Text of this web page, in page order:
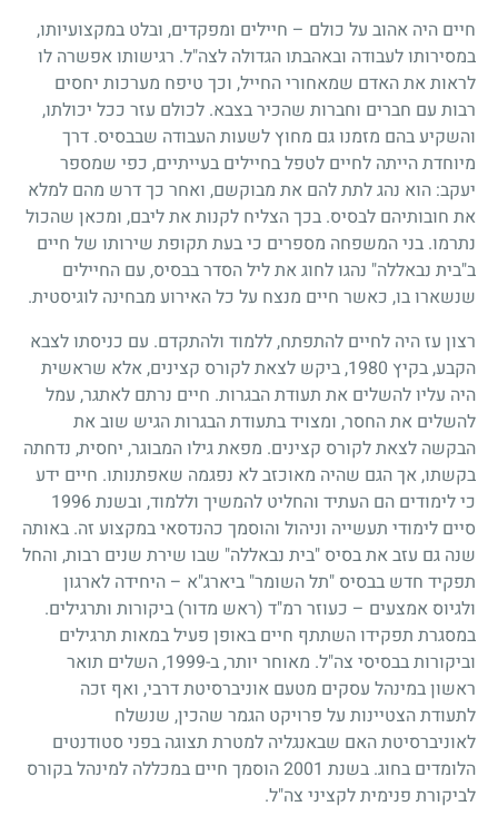
חיים היה אהוב על כולם – חיילים ומפקדים, ובלט במקצועיותו,
במסירותו לעבודה ובאהבתו הגדולה לצה"ל. רגישותו אפשרה לו
לראות את האדם שמאחורי החייל, וכך טיפח מערכות יחסים
רבות עם חברים וחברות שהכיר בצבא. לכולם עזר ככל יכולתו,
והשקיע בהם מזמנו גם מחוץ לשעות העבודה שבבסיס. דרך
מיוחדת הייתה לחיים לטפל בחיילים בעייתיים, כפי שמספר
יעקב: הוא נהג לתת להם את מבוקשם, ואחר כך דרש מהם למלא
את חובותיהם לבסיס. בכך הצליח לקנות את ליבם, ומכאן שהכול
נתרמו. בני המשפחה מספרים כי בעת תקופת שירותו של חיים
ב"בית נבאללה" נהגו לחוג את ליל הסדר בבסיס, עם החיילים
שנשארו בו, כאשר חיים מנצח על כל האירוע מבחינה לוגיסטית.
רצון עז היה לחיים להתפתח, ללמוד ולהתקדם. עם כניסתו לצבא
הקבע, בקיץ 1980, ביקש לצאת לקורס קצינים, אלא שראשית
היה עליו להשלים את תעודת הבגרות. חיים נרתם לאתגר, עמל
להשלים את החסר, ומצויד בתעודת הבגרות הגיש שוב את
הבקשה לצאת לקורס קצינים. מפאת גילו המבוגר, יחסית, נדחתה
בקשתו, אך הגם שהיה מאוכזב לא נפגמה שאפתנותו. חיים ידע
כי לימודים הם העתיד והחליט להמשיך וללמוד, ובשנת 1996
סיים לימודי תעשייה וניהול והוסמך כהנדסאי במקצוע זה. באותה
שנה גם עזב את בסיס "בית נבאללה" שבו שירת שנים רבות, והחל
תפקיד חדש בבסיס "תל השומר" ביארג"א – היחידה לארגון
ולגיוס אמצעים – כעוזר רמ"ד (ראש מדור) ביקורות ותרגילים.
במסגרת תפקידו השתתף חיים באופן פעיל במאות תרגילים
וביקורות בבסיסי צה"ל. מאוחר יותר, ב-1999, השלים תואר
ראשון במינהל עסקים מטעם אוניברסיטת דרבי, ואף זכה
לתעודת הצטיינות על פרויקט הגמר שהכין, שנשלח
לאוניברסיטת האם שבאנגליה למטרת תצוגה בפני סטודנטים
הלומדים בחוג. בשנת 2001 הוסמך חיים במכללה למינהל בקורס
לביקורת פנימית לקציני צה"ל.